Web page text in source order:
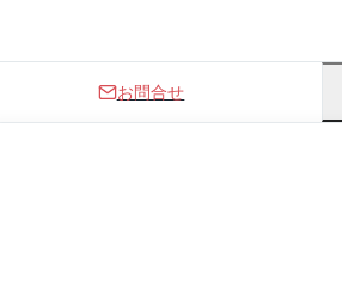
お問合せ